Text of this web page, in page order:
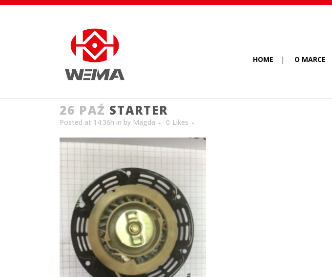
HOME O MARCE
26 PAŹ STARTER
Posted at 14:36h in by Magda 0 Likes